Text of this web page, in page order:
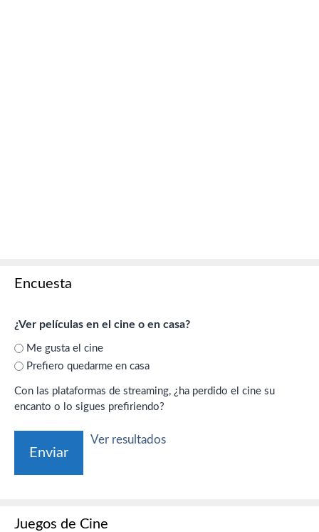
Encuesta
¿Ver películas en el cine o en casa?
Me gusta el cine
Prefiero quedarme en casa
Con las plataformas de streaming, ¿ha perdido el cine su
encanto o lo sigues prefiriendo?
Ver resultados
Juegos de Cine